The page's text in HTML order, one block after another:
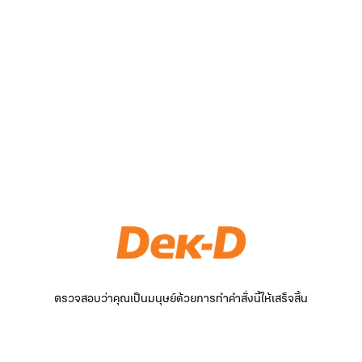
ตรวจสอบว่าคุณเป็นมนุษย์ด้วยการทำคำสั่งนี้ให้เสร็จสิ้น